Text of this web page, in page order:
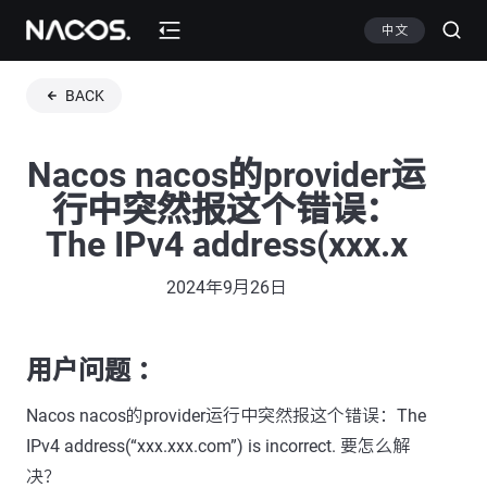
中文
BACK
Nacos nacos的provider运
行中突然报这个错误：
The IPv4 address(xxx.x
2024年9月26日
用户问题 ：
Nacos nacos的provider运行中突然报这个错误：The
IPv4 address(“xxx.xxx.com”) is incorrect. 要怎么解
决？